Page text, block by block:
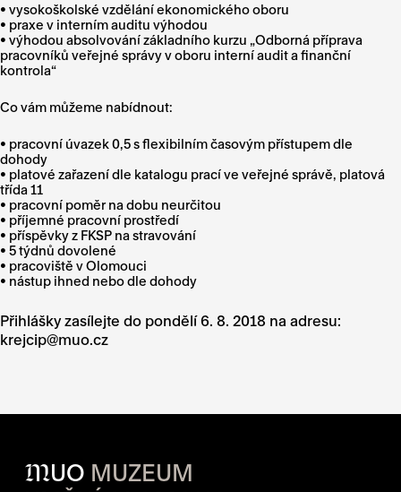
• vysokoškolské vzdělání ekonomického oboru
• praxe v interním auditu výhodou
• výhodou absolvování základního kurzu „Odborná příprava
pracovníků veřejné správy v oboru interní audit a finanční
kontrola“
Co vám můžeme nabídnout:
• pracovní úvazek 0,5 s flexibilním časovým přístupem dle
dohody
• platové zařazení dle katalogu prací ve veřejné správě, platová
třída 11
• pracovní poměr na dobu neurčitou
• příjemné pracovní prostředí
• příspěvky z FKSP na stravování
• 5 týdnů dovolené
• pracoviště v Olomouci
• nástup ihned nebo dle dohody
Přihlášky zasílejte do pondělí 6. 8. 2018 na adresu:
krejcip@muo.cz
MUO MUZEUM